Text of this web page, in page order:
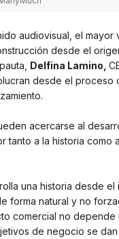
audiovisual, el
desde el
Delfina Lamino,
desde el
acercarse al
tanto a la historia
una historia desde
forma natural y no
comercial no
de negocio se